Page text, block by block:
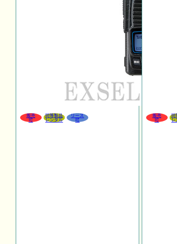
販売
可
同等製品
レンタル
リース
可
販売
可
同
レ